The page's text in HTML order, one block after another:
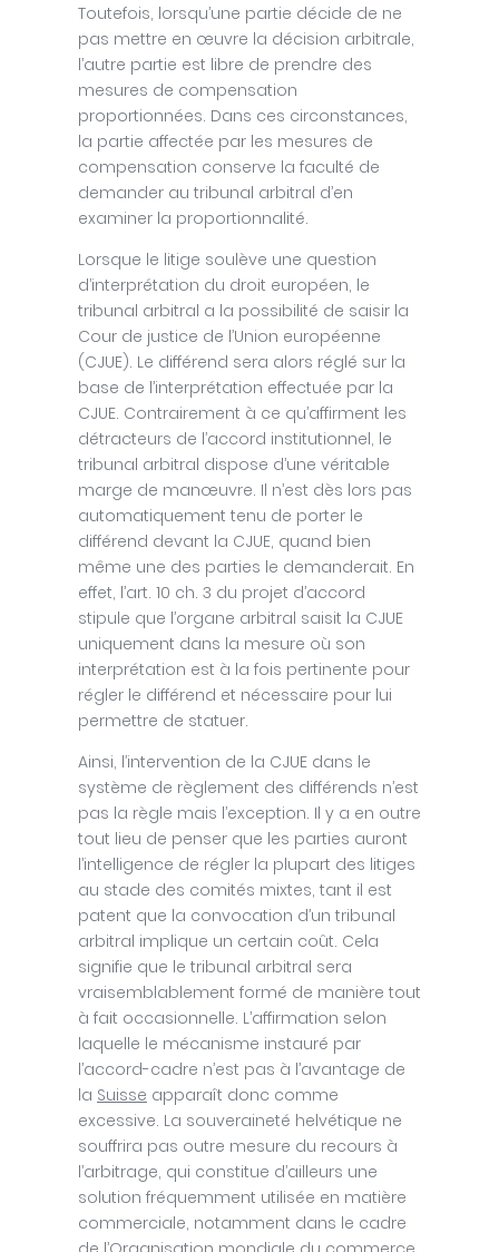
Toutefois, lorsqu’une partie décide de ne
pas mettre en œuvre la décision arbitrale,
l’autre partie est libre de prendre des
mesures de compensation
proportionnées. Dans ces circonstances,
la partie affectée par les mesures de
compensation conserve la faculté de
demander au tribunal arbitral d’en
examiner la proportionnalité.
Lorsque le litige soulève une question
d’interprétation du droit européen, le
tribunal arbitral a la possibilité de saisir la
Cour de justice de l’Union européenne
(CJUE). Le différend sera alors réglé sur la
base de l’interprétation effectuée par la
CJUE. Contrairement à ce qu’affirment les
détracteurs de l’accord institutionnel, le
tribunal arbitral dispose d’une véritable
marge de manœuvre. Il n’est dès lors pas
automatiquement tenu de porter le
différend devant la CJUE, quand bien
même une des parties le demanderait. En
effet, l’art. 10 ch. 3 du projet d’accord
stipule que l’organe arbitral saisit la CJUE
uniquement dans la mesure où son
interprétation est à la fois pertinente pour
régler le différend et nécessaire pour lui
permettre de statuer.
Ainsi, l’intervention de la CJUE dans le
système de règlement des différends n’est
pas la règle mais l’exception. Il y a en outre
tout lieu de penser que les parties auront
l’intelligence de régler la plupart des litiges
au stade des comités mixtes, tant il est
patent que la convocation d’un tribunal
arbitral implique un certain coût. Cela
signifie que le tribunal arbitral sera
vraisemblablement formé de manière tout
à fait occasionnelle. L’affirmation selon
laquelle le mécanisme instauré par
l’accord-cadre n’est pas à l’avantage de
la Suisse apparaît donc comme
excessive. La souveraineté helvétique ne
souffrira pas outre mesure du recours à
l’arbitrage, qui constitue d’ailleurs une
solution fréquemment utilisée en matière
commerciale, notamment dans le cadre